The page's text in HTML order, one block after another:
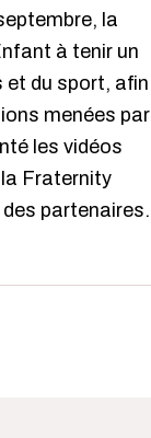
la
à tenir un
du sport, afin
menées par
les vidéos
Fraternity
des partenaires.